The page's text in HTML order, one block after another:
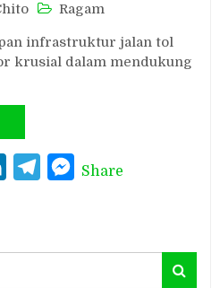
Ragam
infrastruktur jalan tol
krusial dalam mendukung
LinkedInTelegramMessenger
Share
Search